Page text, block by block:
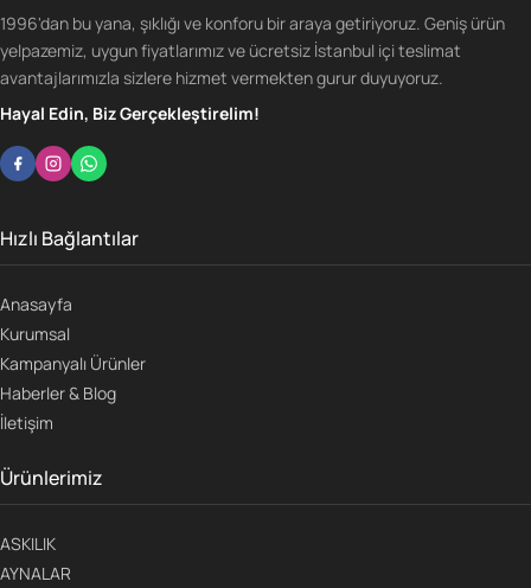
1996'dan bu yana, şıklığı ve konforu bir araya getiriyoruz. Geniş ürün
yelpazemiz, uygun fiyatlarımız ve ücretsiz İstanbul içi teslimat
avantajlarımızla sizlere hizmet vermekten gurur duyuyoruz.
Hayal Edin, Biz Gerçekleştirelim!
Hızlı Bağlantılar
Anasayfa
Kurumsal
Kampanyalı Ürünler
Haberler & Blog
İletişim
Ürünlerimiz
ASKILIK
AYNALAR